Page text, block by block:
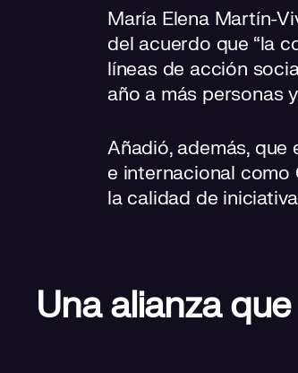
María Elena Martín-
del acuerdo que “la
líneas de acción
año a más personas
Añadió, además,
e internacional como
la calidad de
Una alianza